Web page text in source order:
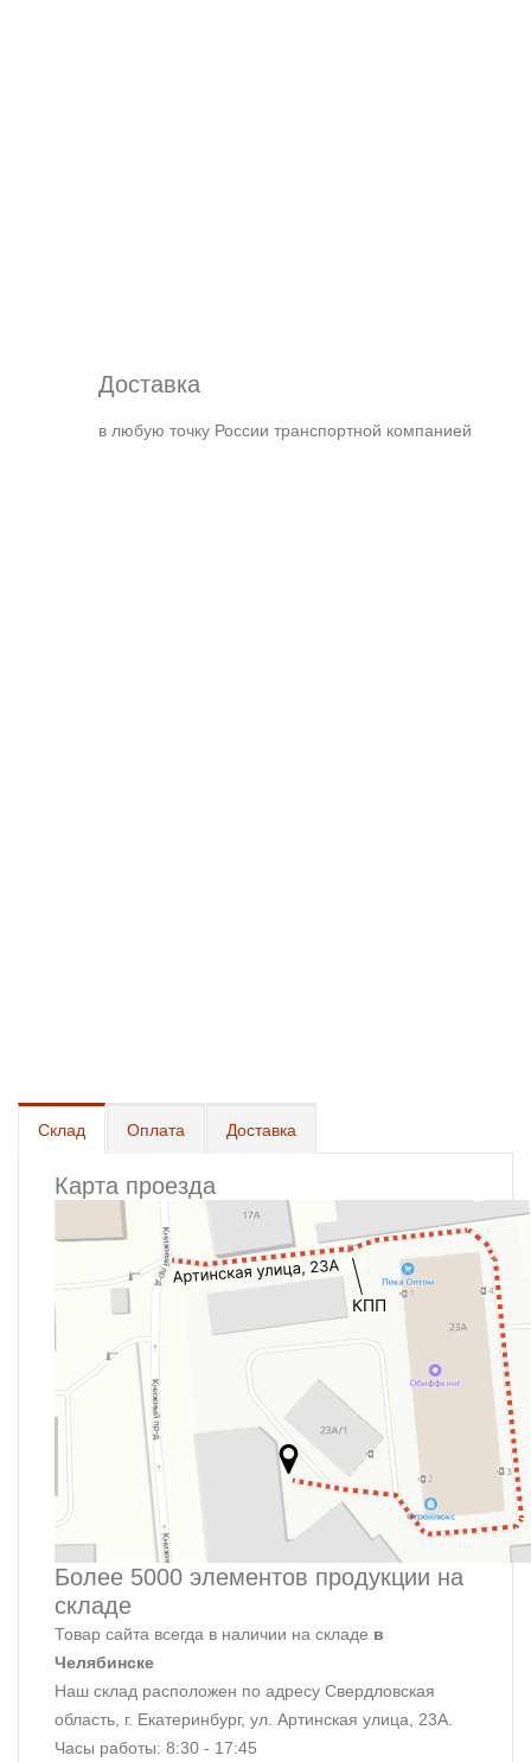
Доставка
в любую точку России транспортной компанией
Склад Оплата Доставка
Карта проезда
Более 5000 элементов продукции на
складе
Товар сайта всегда в наличии на складе в
Челябинске
Наш склад расположен по адресу Свердловская
область, г. Екатеринбург, ул. Артинская улица, 23А.
Часы работы: 8:30 - 17:45